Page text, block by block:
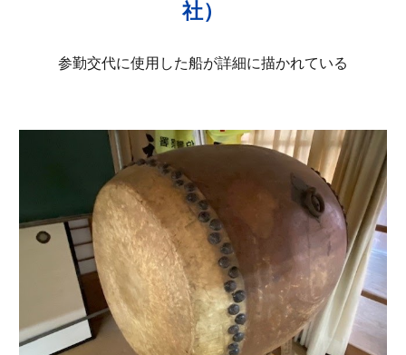
社）
参勤交代に使用した船が詳細に描かれている